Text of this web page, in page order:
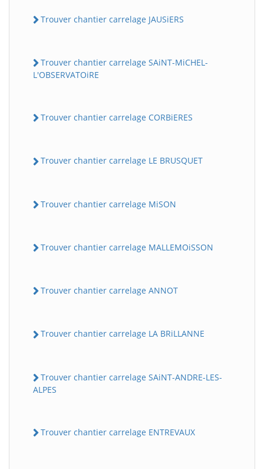
Trouver chantier carrelage JAUSiERS
Trouver chantier carrelage SAiNT-MiCHEL-
L'OBSERVATOiRE
Trouver chantier carrelage CORBiERES
Trouver chantier carrelage LE BRUSQUET
Trouver chantier carrelage MiSON
Trouver chantier carrelage MALLEMOiSSON
Trouver chantier carrelage ANNOT
Trouver chantier carrelage LA BRiLLANNE
Trouver chantier carrelage SAiNT-ANDRE-LES-
ALPES
Trouver chantier carrelage ENTREVAUX